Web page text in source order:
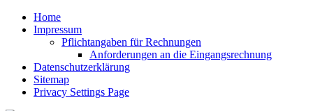
Home
Impressum
Pflichtangaben für Rechnungen
Anforderungen an die Eingangsrechnung
Datenschutzerklärung
Sitemap
Privacy Settings Page